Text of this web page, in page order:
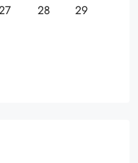
28
29